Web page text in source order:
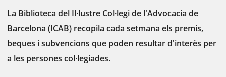
La Biblioteca del Il·lustre Col·legi de l'Advocacia de
Barcelona (ICAB) recopila cada setmana els premis,
beques i subvencions que poden resultar d'interès per
a les persones col·legiades.